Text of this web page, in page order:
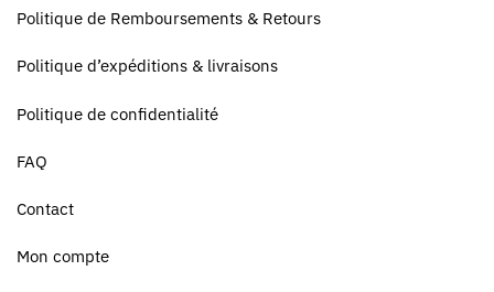
Politique de Remboursements & Retours
Politique d’expéditions & livraisons
Politique de confidentialité
FAQ
Contact
Mon compte